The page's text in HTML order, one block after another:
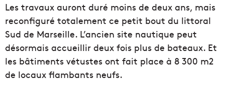
Les travaux auront duré moins de deux ans, mais
reconfiguré totalement ce petit bout du littoral
Sud de Marseille. L’ancien site nautique peut
désormais accueillir deux fois plus de bateaux. Et
les bâtiments vétustes ont fait place à 8 300 m2
de locaux flambants neufs.